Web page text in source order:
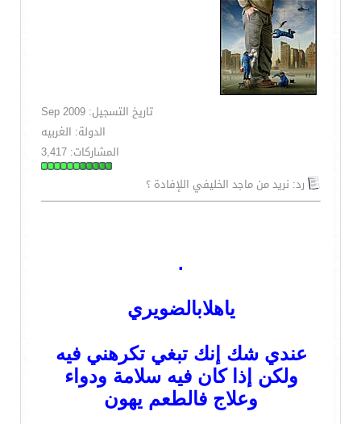
تاريخ التسجيل: Sep 2009
الدولة: الغربيه
المشاركات: 3,417
رد: نريد من ماجد الخليفي اللإفادة ؟
.
ياهلابالضويري
عندي شك إنك تبغي تكرهني فيه
ولكن إذا كان فيه سلامة ودواء
وعلاج فالطعم يهون